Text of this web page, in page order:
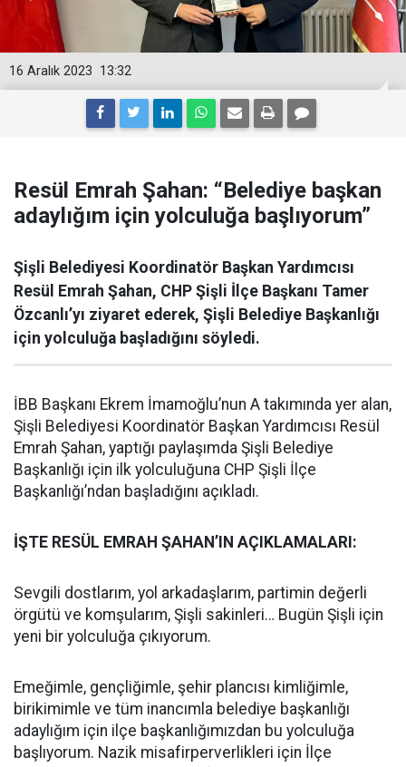
13:32
16 Aralık 2023
Resül Emrah Şahan: “Belediye başkan
adaylığım için yolculuğa başlıyorum”
Şişli Belediyesi Koordinatör Başkan Yardımcısı
Resül Emrah Şahan, CHP Şişli İlçe Başkanı Tamer
Özcanlı’yı ziyaret ederek, Şişli Belediye Başkanlığı
için yolculuğa başladığını söyledi.
İBB Başkanı Ekrem İmamoğlu’nun A takımında yer alan,
Şişli Belediyesi Koordinatör Başkan Yardımcısı Resül
Emrah Şahan, yaptığı paylaşımda Şişli Belediye
Başkanlığı için ilk yolculuğuna CHP Şişli İlçe
Başkanlığı’ndan başladığını açıkladı.
İŞTE RESÜL EMRAH ŞAHAN’IN AÇIKLAMALARI:
Sevgili dostlarım, yol arkadaşlarım, partimin değerli
örgütü ve komşularım, Şişli sakinleri… Bugün Şişli için
yeni bir yolculuğa çıkıyorum.
Emeğimle, gençliğimle, şehir plancısı kimliğimle,
birikimimle ve tüm inancımla belediye başkanlığı
adaylığım için ilçe başkanlığımızdan bu yolculuğa
başlıyorum. Nazik misafirperverlikleri için İlçe